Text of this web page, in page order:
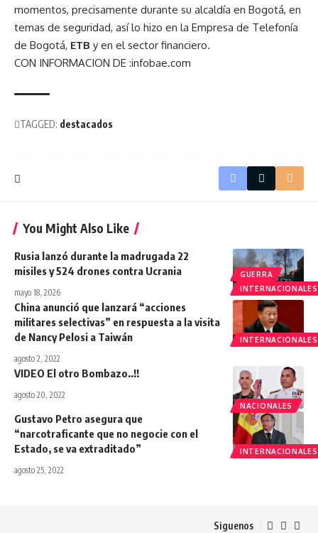
momentos, precisamente durante su alcaldía en Bogotá, en
temas de seguridad, así lo hizo en la Empresa de Telefonía
de Bogotá, ETB y en el sector financiero.
CON INFORMACION DE :infobae.com
TAGGED: destacados
You Might Also Like
GUERRA
INTERNACIONALES
Rusia lanzó durante la madrugada 22
misiles y 524 drones contra Ucrania
mayo 18, 2026
INTERNACIONALES
China anunció que lanzará “acciones
militares selectivas” en respuesta a la visita
de Nancy Pelosi a Taiwán
agosto 2, 2022
NACIONALES
VIDEO El otro Bombazo..!!
agosto 20, 2022
INTERNACIONALES
Gustavo Petro asegura que
“narcotraficante que no negocie con el
Estado, se va extraditado”
agosto 25, 2022
Siguenos